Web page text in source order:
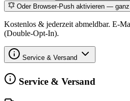
Oder Browser-Push aktivieren — ganz
Kostenlos & jederzeit abmeldbar. E-
(Double-Opt-In).
Service & Versand
Service & Versand